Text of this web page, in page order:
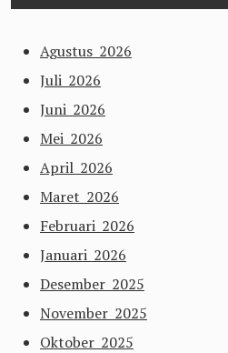
Agustus 2026
Juli 2026
Juni 2026
Mei 2026
April 2026
Maret 2026
Februari 2026
Januari 2026
Desember 2025
November 2025
Oktober 2025